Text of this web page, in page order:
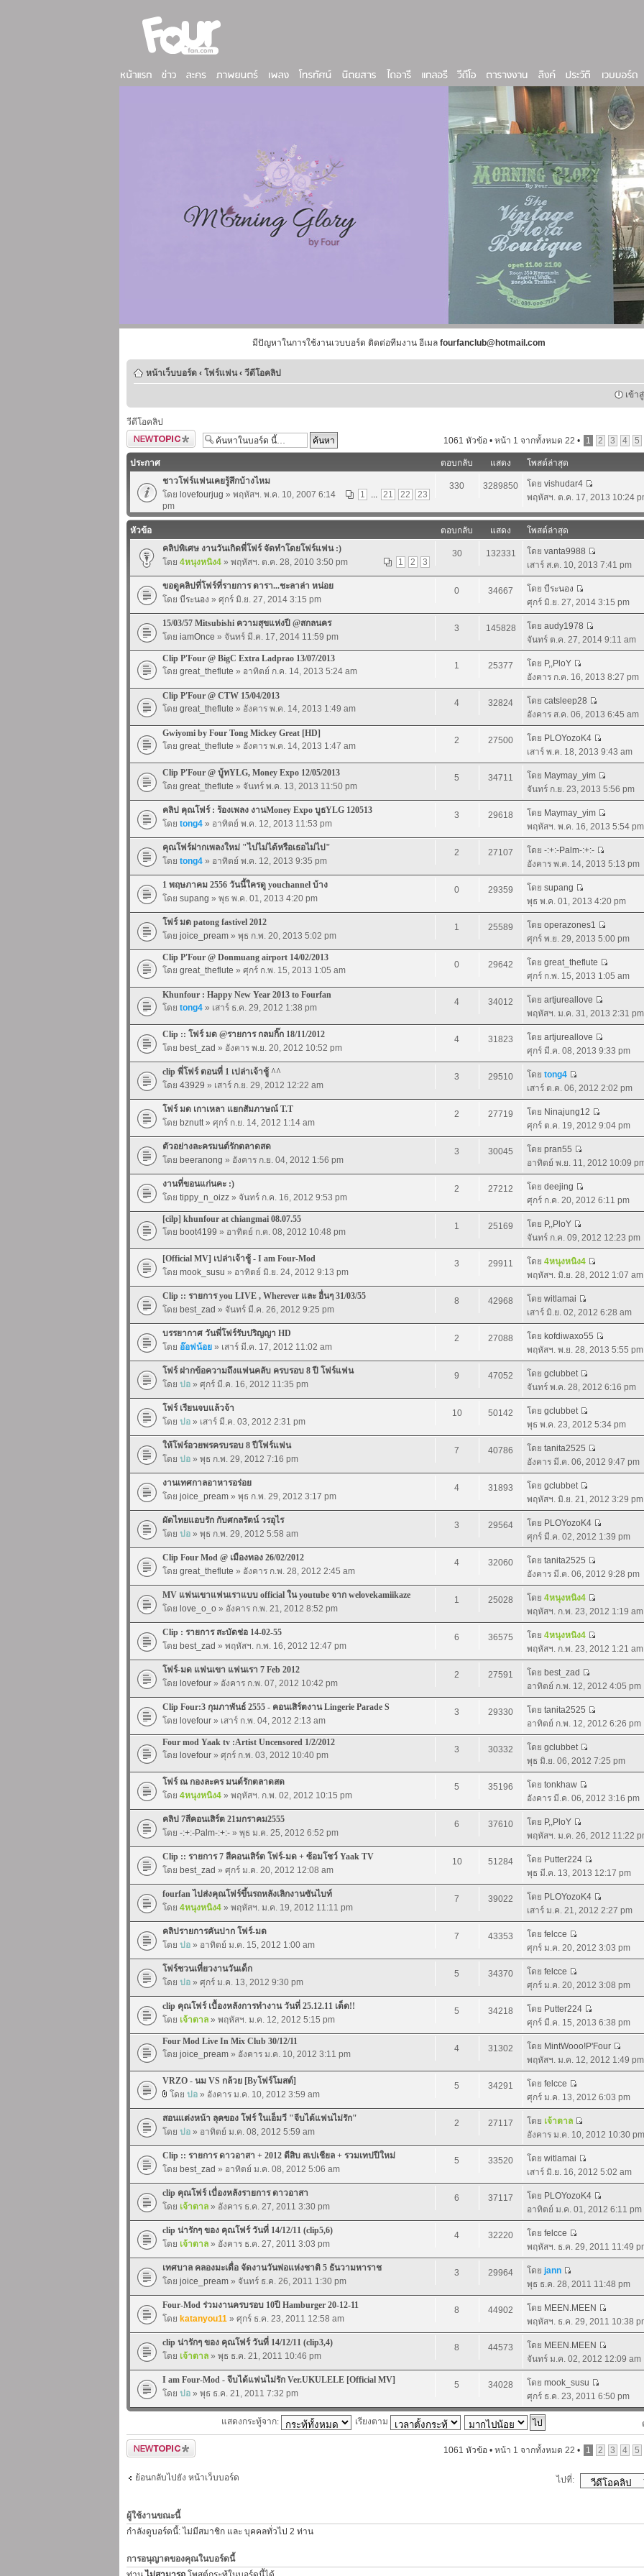
มีปัญหาในการใช้งานเวบบอร์ด ติดต่อทีมงาน อีเมล fourfanclub@hotmail.com
หน้าเว็บบอร์ด ‹ โฟร์แฟน ‹ วีดีโอคลิป
เข้า
วีดีโอคลิป
ตั้งกระทู้ใหม่
1061 หัวข้อ • หน้า 1 จากทั้งหมด 22 • 1 2 3 4 5
ประกาศ ตอบกลับ แสดง
โพสต์ล่าสุด
ชาวโฟร์แฟนเคยรู้สึกบ้างไหม
1
... 21 22 23
โดย lovefourjug » พฤหัสฯ. พ.ค. 10, 2007 6:14
pm
330 3289850 โดย vishudar4
พฤหัสฯ. ต.ค. 17, 2013 10:24
หัวข้อ ตอบกลับ แสดง
โพสต์ล่าสุด
คลิปพิเศษ งานวันเกิดพี่โฟร์ จัดทำโดยโฟร์แฟน :)
1
2 3
โดย 4หนุงหนิง4 » พฤหัสฯ. ต.ค. 28, 2010 3:50 pm
30 132331 โดย vanta9988
เสาร์ ส.ค. 10, 2013 7:41 pm
ขอดูคลิปที่โฟร์ที่รายการ ดารา...ชะลาล่า หน่อย
โดย บีระนอง » ศุกร์ มิ.ย. 27, 2014 3:15 pm
0 34667 โดย บีระนอง
ศุกร์ มิ.ย. 27, 2014 3:15 pm
15/03/57 Mitsubishi ความสุขแห่งปี @สกลนคร
โดย iamOnce » จันทร์ มี.ค. 17, 2014 11:59 pm
3 145828 โดย audy1978
จันทร์ ต.ค. 27, 2014 9:11 am
Clip P'Four @ BigC Extra Ladprao 13/07/2013
โดย great_theflute » อาทิตย์ ก.ค. 14, 2013 5:24 am
1 25377 โดย P,,PloY
อังคาร ก.ค. 16, 2013 8:27 pm
Clip P'Four @ CTW 15/04/2013
โดย great_theflute » อังคาร พ.ค. 14, 2013 1:49 am
4 32824 โดย catsleep28
อังคาร ส.ค. 06, 2013 6:45 am
Gwiyomi by Four Tong Mickey Great [HD]
โดย great_theflute » อังคาร พ.ค. 14, 2013 1:47 am
2 27500 โดย PLOYozoK4
เสาร์ พ.ค. 18, 2013 9:43 am
Clip P'Four @ บู้ทYLG, Money Expo 12/05/2013
โดย great_theflute » จันทร์ พ.ค. 13, 2013 11:50 pm
5 34711 โดย Maymay_yim
จันทร์ ก.ย. 23, 2013 5:56 pm
คลิป คุณโฟร์ : ร้องเพลง งานMoney Expo บูธYLG 120513
โดย tong4 » อาทิตย์ พ.ค. 12, 2013 11:53 pm
3 29618 โดย Maymay_yim
พฤหัสฯ. พ.ค. 16, 2013 5:54 pm
คุณโฟร์ฝากเพลงใหม่ "ไปไม่ได้หรือเธอไม่ไป"
โดย tong4 » อาทิตย์ พ.ค. 12, 2013 9:35 pm
2 27107 โดย -:+:-Palm-:+:-
อังคาร พ.ค. 14, 2013 5:13 pm
1 พฤษภาคม 2556 วันนี้ใครดู youchannel บ้าง
โดย supang » พุธ พ.ค. 01, 2013 4:20 pm
0 29359 โดย supang
พุธ พ.ค. 01, 2013 4:20 pm
โฟร์ มด patong fastivel 2012
โดย joice_pream » พุธ ก.พ. 20, 2013 5:02 pm
1 25589 โดย operazones1
ศุกร์ พ.ย. 29, 2013 5:00 pm
Clip P'Four @ Donmuang airport 14/02/2013
โดย great_theflute » ศุกร์ ก.พ. 15, 2013 1:05 am
0 29642 โดย great_theflute
ศุกร์ ก.พ. 15, 2013 1:05 am
Khunfour : Happy New Year 2013 to Fourfan
โดย tong4 » เสาร์ ธ.ค. 29, 2012 1:38 pm
4 34012 โดย artjureallove
พฤหัสฯ. ม.ค. 31, 2013 2:31 pm
Clip :: โฟร์ มด @รายการ กลมกิ๊ก 18/11/2012
โดย best_zad » อังคาร พ.ย. 20, 2012 10:52 pm
4 31823 โดย artjureallove
ศุกร์ มี.ค. 08, 2013 9:33 pm
clip พี่โฟร์ ตอนที่ 1 เปล่าเจ้าชู้ ^^
โดย 43929 » เสาร์ ก.ย. 29, 2012 12:22 am
3 29510 โดย tong4
เสาร์ ต.ค. 06, 2012 2:02 pm
โฟร์ มด เกาเหลา แยกสัมภาษณ์ T.T
โดย bznutt» ศุกร์ ก.ย. 14, 2012 1:14 am
2 27719 โดย Ninajung12
ศุกร์ ต.ค. 19, 2012 9:04 pm
ตัวอย่างละครมนต์รักตลาดสด
โดย beeranong » อังคาร ก.ย. 04, 2012 1:56 pm
3 30045 โดย pran55
อาทิตย์ พ.ย. 11, 2012 10:09
งานที่ขอนแก่นคะ :)
โดย tippy_n_oizz » จันทร์ ก.ค. 16, 2012 9:53 pm
2 27212 โดย deejing
ศุกร์ ก.ค. 20, 2012 6:11 pm
[cilp] khunfour at chiangmai 08.07.55
โดย boot4199 » อาทิตย์ ก.ค. 08, 2012 10:48 pm
1 25169 โดย P,,PloY
จันทร์ ก.ค. 09, 2012 12:23 pm
[Official MV] เปล่าเจ้าชู้ - I am Four-Mod
โดย mook_susu » อาทิตย์ มิ.ย. 24, 2012 9:13 pm
3 29911 โดย 4หนุงหนิง4
พฤหัสฯ. มิ.ย. 28, 2012 1:07 am
Clip :: รายการ you LIVE , Wherever และ อื่นๆ 31/03/55
โดย best_zad » จันทร์ มี.ค. 26, 2012 9:25 pm
8 42968 โดย witlamai
เสาร์ มิ.ย. 02, 2012 6:28 am
บรรยากาศ วันพี่โฟร์รับปริญญา HD
โดย อ๊อฟน้อย » เสาร์ มี.ค. 17, 2012 11:02 am
2 27088 โดย kofdiwaxo55
พฤหัสฯ. พ.ย. 28, 2013 5:55 pm
โฟร์ ฝากข้อความถึงแฟนคลับ ครบรอบ 8 ปี โฟร์แฟน
โดย ปอ » ศุกร์ มี.ค. 16, 2012 11:35 pm
9 47052 โดย gclubbet
จันทร์ พ.ค. 28, 2012 6:16 pm
โฟร์ เรียนจบแล้วจ้า
โดย ปอ » เสาร์ มี.ค. 03, 2012 2:31 pm
10 50142 โดย gclubbet
พุธ พ.ค. 23, 2012 5:34 pm
ให้โฟร์อวยพรครบรอบ 8 ปีโฟร์แฟน
โดย ปอ » พุธ ก.พ. 29, 2012 7:16 pm
7 40786 โดย tanita2525
อังคาร มี.ค. 06, 2012 9:47 pm
งานเทศกาลอาหารอร่อย
โดย joice_pream » พุธ ก.พ. 29, 2012 3:17 pm
4 31893 โดย gclubbet
พฤหัสฯ. มิ.ย. 21, 2012 3:29 pm
ผัดไทยแอบรัก กับศกลรัตน์ วรอุไร
โดย ปอ » พุธ ก.พ. 29, 2012 5:58 am
3 29564 โดย PLOYozoK4
ศุกร์ มี.ค. 02, 2012 1:39 pm
Clip Four Mod @ เมืองทอง 26/02/2012
โดย great_theflute » อังคาร ก.พ. 28, 2012 2:45 am
4 32060 โดย tanita2525
อังคาร มี.ค. 06, 2012 9:28 pm
MV แฟนเขาแฟนเราแบบ official ใน youtube จาก welovekamiikaze
โดย love_o_o » อังคาร ก.พ. 21, 2012 8:52 pm
1 25028 โดย 4หนุงหนิง4
พฤหัสฯ. ก.พ. 23, 2012 1:19 am
Clip : รายการ สะบัดช่อ 14-02-55
โดย best_zad » พฤหัสฯ. ก.พ. 16, 2012 12:47 pm
6 36575 โดย 4หนุงหนิง4
พฤหัสฯ. ก.พ. 23, 2012 1:21 am
โฟร์-มด แฟนเขา แฟนเรา 7 Feb 2012
โดย lovefour » อังคาร ก.พ. 07, 2012 10:42 pm
2 27591 โดย best_zad
อาทิตย์ ก.พ. 12, 2012 4:05 pm
Clip Four:3 กุมภาพันธ์ 2555 - คอนเสิร์ตงาน Lingerie Parade S
โดย lovefour » เสาร์ ก.พ. 04, 2012 2:13 am
3 29330 โดย tanita2525
อาทิตย์ ก.พ. 12, 2012 6:26 pm
Four mod Yaak tv :Artist Uncensored 1/2/2012
โดย lovefour » ศุกร์ ก.พ. 03, 2012 10:40 pm
3 30332 โดย gclubbet
พุธ มิ.ย. 06, 2012 7:25 pm
โฟร์ ณ กองละคร มนต์รักตลาดสด
โดย 4หนุงหนิง4 » พฤหัสฯ. ก.พ. 02, 2012 10:15 pm
5 35196 โดย tonkhaw
อังคาร มี.ค. 06, 2012 3:16 pm
คลิป 7สีคอนเสิร์ต 21มกราคม2555
โดย -:+:-Palm-:+:- » พุธ ม.ค. 25, 2012 6:52 pm
6 37610 โดย P,,PloY
พฤหัสฯ. ม.ค. 26, 2012 11:22
Clip :: รายการ 7 สีคอนเสิร์ต โฟร์-มด + ซ้อมโชว์ Yaak TV
โดย best_zad » ศุกร์ ม.ค. 20, 2012 12:08 am
10 51284 โดย Putter224
พุธ มี.ค. 13, 2013 12:17 pm
fourfan ไปส่งคุณโฟร์ขึ้นรถหลังเลิกงานซันไบท์
โดย 4หนุงหนิง4 » พฤหัสฯ. ม.ค. 19, 2012 11:11 pm
7 39022 โดย PLOYozoK4
เสาร์ ม.ค. 21, 2012 2:27 pm
คลิปรายการคันปาก โฟร์-มด
โดย ปอ » อาทิตย์ ม.ค. 15, 2012 1:00 am
7 43353 โดย felcce
ศุกร์ ม.ค. 20, 2012 3:03 pm
โฟร์ชวนเที่ยวงานวันเด็ก
โดย ปอ » ศุกร์ ม.ค. 13, 2012 9:30 pm
5 34370 โดย felcce
ศุกร์ ม.ค. 20, 2012 3:08 pm
clip คุณโฟร์ เบื้องหลังการทำงาน วันที่ 25.12.11 เด็ด!!
โดย เจ้าตาล » พฤหัสฯ. ม.ค. 12, 2012 5:15 pm
5 34218 โดย Putter224
ศุกร์ มี.ค. 15, 2013 6:38 pm
Four Mod Live In Mix Club 30/12/11
โดย joice_pream » อังคาร ม.ค. 10, 2012 3:11 pm
4 31302 โดย MintWooo!P'Four
พฤหัสฯ. ม.ค. 12, 2012 1:49 pm
VRZO - นม VS กล้วย [Byโฟร์โมสต์]
โดย ปอ » อังคาร ม.ค. 10, 2012 3:59 am
5 34291 โดย felcce
ศุกร์ ม.ค. 13, 2012 6:03 pm
สอนแต่งหน้า ลุคของ โฟร์ ในเอ็มวี "จีบได้แฟนไม่รัก"
โดย ปอ » อาทิตย์ ม.ค. 08, 2012 5:59 am
2 27117 โดย เจ้าตาล
อังคาร ม.ค. 10, 2012 10:30 pm
Clip :: รายการ ดาวอาสา + 2012 ตีสิบ สเปเชียล + รวมเทปปีใหม่
โดย best_zad » อาทิตย์ ม.ค. 08, 2012 5:06 am
5 33520 โดย witlamai
เสาร์ มิ.ย. 16, 2012 5:02 am
clip คุณโฟร์ เบื่องหลังรายการ ดาวอาสา
โดย เจ้าตาล » อังคาร ธ.ค. 27, 2011 3:30 pm
6 37117 โดย PLOYozoK4
อาทิตย์ ม.ค. 01, 2012 6:11 pm
clip น่ารักๆ ของ คุณโฟร์ วันที่ 14/12/11 (clip5,6)
โดย เจ้าตาล » อังคาร ธ.ค. 27, 2011 3:03 pm
4 32220 โดย felcce
พฤหัสฯ. ธ.ค. 29, 2011 11:49
เทศบาล คลองมะเดื่อ จัดงานวันพ่อแห่งชาติ 5 ธันวามหาราช
โดย joice_pream » จันทร์ ธ.ค. 26, 2011 1:30 pm
3 29964 โดย jann
พุธ ธ.ค. 28, 2011 11:48 pm
Four-Mod ร่วมงานครบรอบ 10ปี Hamburger 20-12-11
โดย katanyou11 » ศุกร์ ธ.ค. 23, 2011 12:58 am
8 44902 โดย MEEN.MEEN
พฤหัสฯ. ธ.ค. 29, 2011 10:38
clip น่ารักๆ ของ คุณโฟร์ วันที่ 14/12/11 (clip3,4)
โดย เจ้าตาล » พุธ ธ.ค. 21, 2011 10:46 pm
8 44573 โดย MEEN.MEEN
จันทร์ ม.ค. 02, 2012 12:09 am
I am Four-Mod - จีบได้แฟนไม่รัก Ver.UKULELE [Official MV]
โดย ปอ » พุธ ธ.ค. 21, 2011 7:32 pm
5 34028 โดย mook_susu
ศุกร์ ธ.ค. 23, 2011 6:50 pm
แสดงกระทู้จาก: เรียงตาม
ตั้งกระทู้ใหม่ 1061 หัวข้อ • หน้า 1 จากทั้งหมด 22 • 1 2 3 4 5
ย้อนกลับไปยัง หน้าเว็บบอร์ด ไปที่:
ผู้ใช้งานขณะนี้
กำลังดูบอร์ดนี้: ไม่มีสมาชิก และ บุคคลทั่วไป 2 ท่าน
การอนุญาตของคุณในบอร์ดนี้